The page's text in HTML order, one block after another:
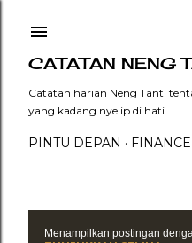
CATATAN NENG
Catatan harian Neng Tanti
yang kadang nyelip di hati.
PINTU DEPAN FINANCE
Menampilkan postingan